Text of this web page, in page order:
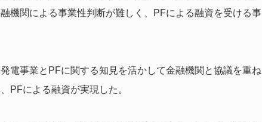
機関による事業性判断が難しく、PFによる融資を受ける事
電事業とPFに関する知見を活かして金融機関と協議を重ね
PFによる融資が実現した。